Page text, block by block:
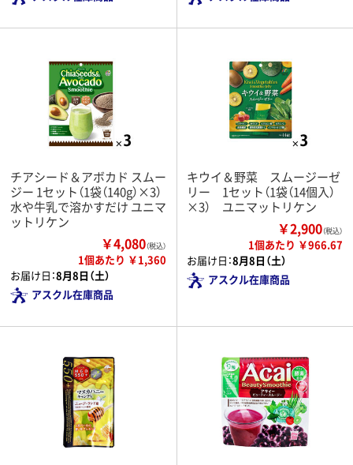
チアシード＆アボカド スムー
ジー 1セット（1袋（140g）×3）
水や牛乳で溶かすだけ ユニマ
ットリケン
￥4,080（税込）
1個あたり ￥1,360
お届け日：8月8日（土）
アスクル在庫商品
キウイ＆野菜 スムージーゼ
リー 1セット（1袋（14個入）
×3） ユニマットリケン
￥2,900（税込）
1個あたり ￥966.67
お届け日：8月8日（土）
アスクル在庫商品